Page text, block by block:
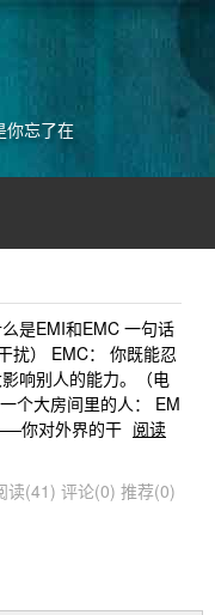
你忘了在
是EMI和EMC 一句话
扰） EMC：​ 你既能忍
影响别人的能力。（电
个大房间里的人： EM
你对外界的干 阅读
读(41) 评论(0) 推荐(0)